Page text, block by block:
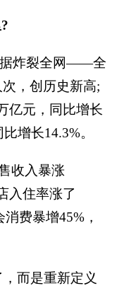
据炸裂全网——全
，创历史新高;
亿元，同比增长
增长14.3%。
收入暴涨
入住率涨了
费暴增45%，
而是重新定义